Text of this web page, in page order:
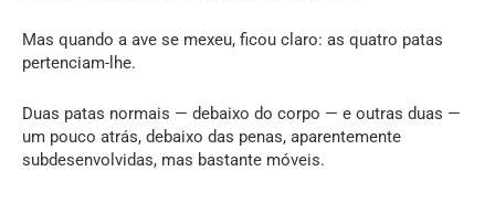
Mas quando a ave se mexeu, ficou claro: as quatro patas
pertenciam-lhe.
Duas patas normais — debaixo do corpo — e outras duas —
um pouco atrás, debaixo das penas, aparentemente
subdesenvolvidas, mas bastante móveis.